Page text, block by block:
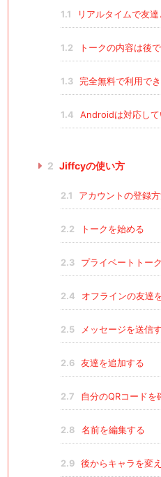
1.1 リアルタイムで友
1.2 トークの内容は後
1.3 完全無料で利用で
1.4 Androidは対応して
2 Jiffcyの使い方
2.1 アカウントの登録
2.2 トークを始める
2.3 プライベートトー
2.4 オフラインの友達
2.5 メッセージを送信
2.6 友達を追加する
2.7 自分のQRコードを
2.8 名前を編集する
2.9 後からキャラを変